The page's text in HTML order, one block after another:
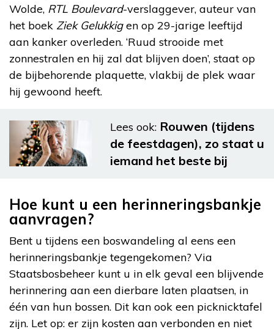
Wolde, RTL Boulevard-verslaggever, auteur van
het boek Ziek Gelukkigen op 29-jarige leeftijd
aan kanker overleden. ‘Ruud strooide met
zonnestralen en hij zal dat blijven doen’, staat op
de bijbehorende plaquette, vlakbij de plek waar
hij gewoond heeft.
Lees ook: Rouwen (tijdens
de feestdagen), zo staat u
iemand het beste bij
Hoe kunt u een herinneringsbankje
aanvragen?
Bent u tijdens een boswandeling al eens een
herinneringsbankje tegengekomen? Via
Staatsbosbeheer kunt u in elk geval een blijvende
herinnering aan een dierbare laten plaatsen, in
één van hun bossen. Dit kan ook een picknicktafel
zijn. Let op: er zijn kosten aan verbonden en niet